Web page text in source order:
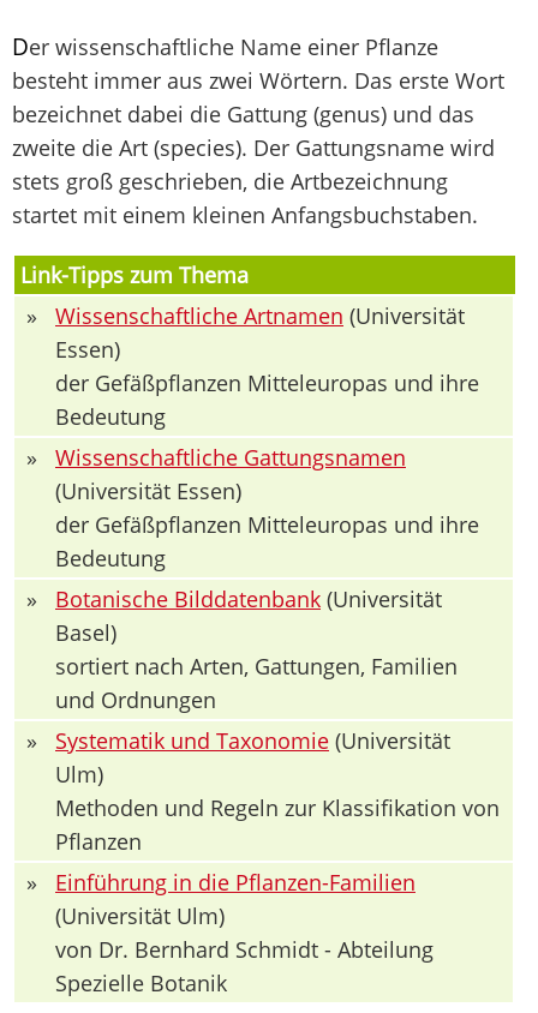
Der wissenschaftliche Name einer Pflanze
besteht immer aus zwei Wörtern. Das erste Wort
bezeichnet dabei die Gattung (genus) und das
zweite die Art (species). Der Gattungsname wird
stets groß geschrieben, die Artbezeichnung
startet mit einem kleinen Anfangsbuchstaben.
Link-Tipps zum Thema
»
Wissenschaftliche Artnamen (Universität
Essen)
der Gefäßpflanzen Mitteleuropas und ihre
Bedeutung
»
Wissenschaftliche Gattungsnamen
(Universität Essen)
der Gefäßpflanzen Mitteleuropas und ihre
Bedeutung
»
Botanische Bilddatenbank (Universität
Basel)
sortiert nach Arten, Gattungen, Familien
und Ordnungen
»
Systematik und Taxonomie (Universität
Ulm)
Methoden und Regeln zur Klassifikation von
Pflanzen
»
Einführung in die Pflanzen-Familien
(Universität Ulm)
von Dr. Bernhard Schmidt - Abteilung
Spezielle Botanik